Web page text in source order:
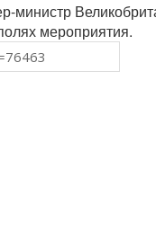
министр
мероприятия.